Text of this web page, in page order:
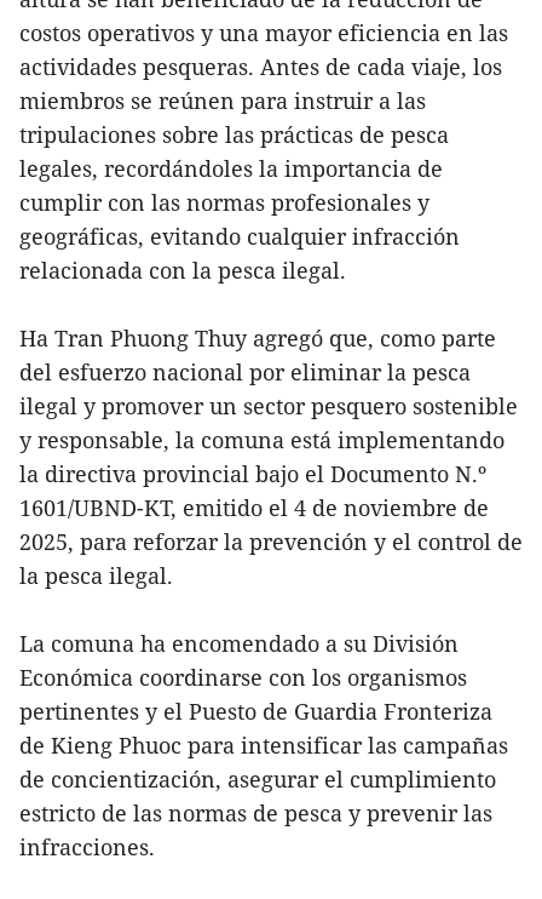
costos operativos y una mayor eficiencia en las
actividades pesqueras. Antes de cada viaje, los
miembros se reúnen para instruir a las
tripulaciones sobre las prácticas de pesca
legales, recordándoles la importancia de
cumplir con las normas profesionales y
geográficas, evitando cualquier infracción
relacionada con la pesca ilegal.
Ha Tran Phuong Thuy agregó que, como parte
del esfuerzo nacional por eliminar la pesca
ilegal y promover un sector pesquero sostenible
y responsable, la comuna está implementando
la directiva provincial bajo el Documento N.º
1601/UBND-KT, emitido el 4 de noviembre de
2025, para reforzar la prevención y el control de
la pesca ilegal.
La comuna ha encomendado a su División
Económica coordinarse con los organismos
pertinentes y el Puesto de Guardia Fronteriza
de Kieng Phuoc para intensificar las campañas
de concientización, asegurar el cumplimiento
estricto de las normas de pesca y prevenir las
infracciones.